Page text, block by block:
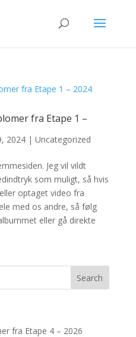
fra Etape 1 –
2024| Uncategorized
Jeg vil vildt
som muligt, så hvis
optaget video fra
med os andre, så følg
eller gå direkte
fra Etape 4 – 2026